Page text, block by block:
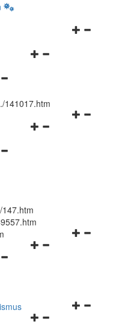
Navigationsmenü
./141017.htm
Navigationsmenü
/147.htm
Navigationsmenü
Navigationsmenü